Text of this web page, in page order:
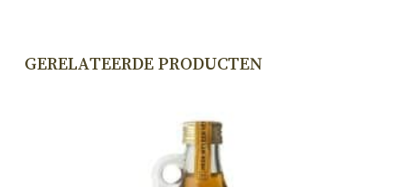
GERELATEERDE PRODUCTEN